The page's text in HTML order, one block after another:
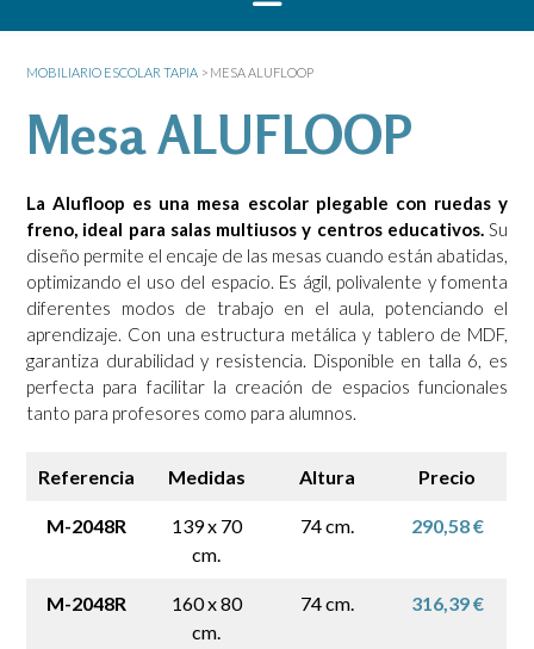
MOBILIARIO ESCOLAR TAPIA > MESA ALUFLOOP
Mesa ALUFLOOP
La Alufloop es una mesa escolar plegable con ruedas y
freno, ideal para salas multiusos y centros educativos. Su
diseño permite el encaje de las mesas cuando están abatidas,
optimizando el uso del espacio. Es ágil, polivalente y fomenta
diferentes modos de trabajo en el aula, potenciando el
aprendizaje. Con una estructura metálica y tablero de MDF,
garantiza durabilidad y resistencia. Disponible en talla 6, es
perfecta para facilitar la creación de espacios funcionales
tanto para profesores como para alumnos.
Referencia Medidas Altura Precio
M-2048R
139 x 70
cm.
74 cm. 290,58 €
M-2048R
160 x 80
cm.
74 cm. 316,39 €